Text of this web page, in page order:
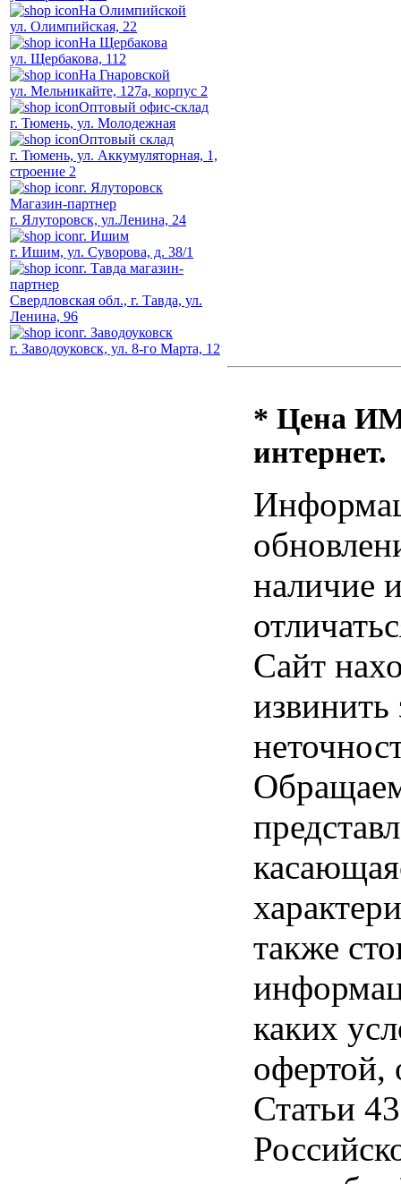
На Олимпийской
ул. Олимпийская, 22
На Щербакова
ул. Щербакова, 112
На Гнаровской
ул. Мельникайте, 127а, корпус 2
Оптовый офис-склад
г. Тюмень, ул. Молодежная
Оптовый склад
г. Тюмень, ул. Аккумуляторная, 1,
строение 2
г. Ялуторовск
Магазин-партнер
г. Ялуторовск, ул.Ленина, 24
г. Ишим
г. Ишим, ул. Суворова, д. 38/1
г. Тавда магазин-
партнер
Свердловская обл., г. Тавда, ул.
Ленина, 96
г. Заводоуковск
г. Заводоуковск, ул. 8-го Марта, 12
* Цена ИМ
интернет.
наличие
Сайт
также
каких
офертой,
Статьи